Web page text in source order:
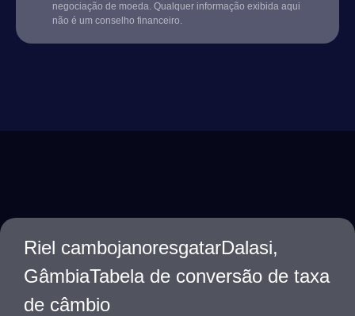
negociação de moeda. Qualquer informação exibida aqui
não é um conselho financeiro.
Riel cambojanoresgatarDalasi,
GâmbiaTabela de conversão de taxa
de câmbio